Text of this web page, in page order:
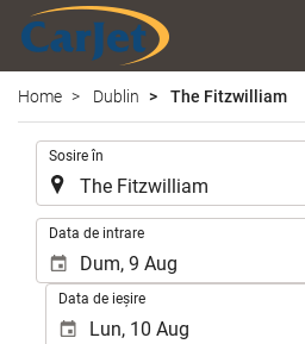
Home Dublin The Fitzwilliam
Sosire în
Data de intrare
Data de ieșire